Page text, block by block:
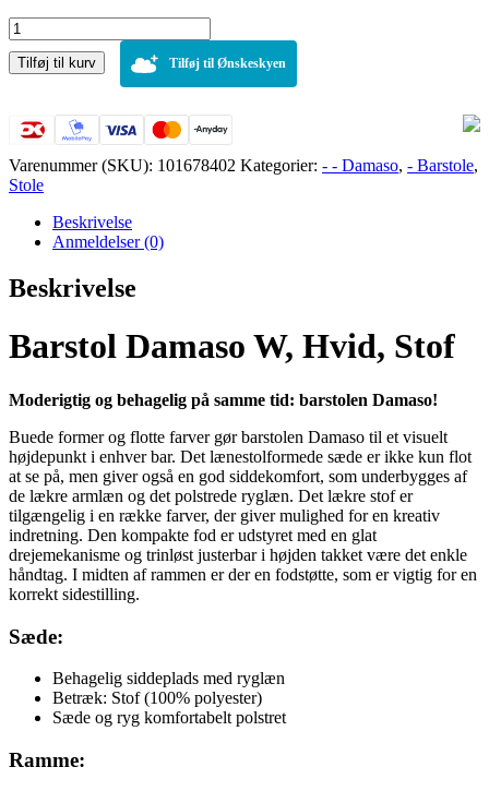
Barstol
Damaso
W,
antal
Tilføj til kurv Tilføj til Ønskeskyen
Varenummer (SKU): 101678402 Kategorier: - - Damaso, - Barstole,
Stole
Beskrivelse
Anmeldelser (0)
Beskrivelse
Barstol Damaso W, Hvid, Stof
Moderigtig og behagelig på samme tid: barstolen Damaso!
Buede former og flotte farver gør barstolen Damaso til et visuelt
højdepunkt i enhver bar. Det lænestolformede sæde er ikke kun flot
at se på, men giver også en god siddekomfort, som underbygges af
de lækre armlæn og det polstrede ryglæn. Det lækre stof er
tilgængelig i en række farver, der giver mulighed for en kreativ
indretning. Den kompakte fod er udstyret med en glat
drejemekanisme og trinløst justerbar i højden takket være det enkle
håndtag. I midten af ​​rammen er der en fodstøtte, som er vigtig for en
korrekt sidestilling.
Sæde:
Behagelig siddeplads med ryglæn
Betræk: Stof (100% polyester)
Sæde og ryg komfortabelt polstret
Ramme: